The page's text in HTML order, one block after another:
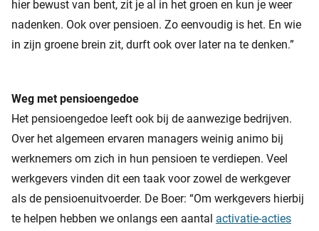
hier bewust van bent, zit je al in het groen en kun je weer
nadenken. Ook over pensioen. Zo eenvoudig is het. En wie
in zijn groene brein zit, durft ook over later na te denken.”
Weg met pensioengedoe
Het pensioengedoe leeft ook bij de aanwezige bedrijven.
Over het algemeen ervaren managers weinig animo bij
werknemers om zich in hun pensioen te verdiepen. Veel
werkgevers vinden dit een taak voor zowel de werkgever
als de pensioenuitvoerder. De Boer: “Om werkgevers hierbij
te helpen hebben we onlangs een aantal activatie-acties